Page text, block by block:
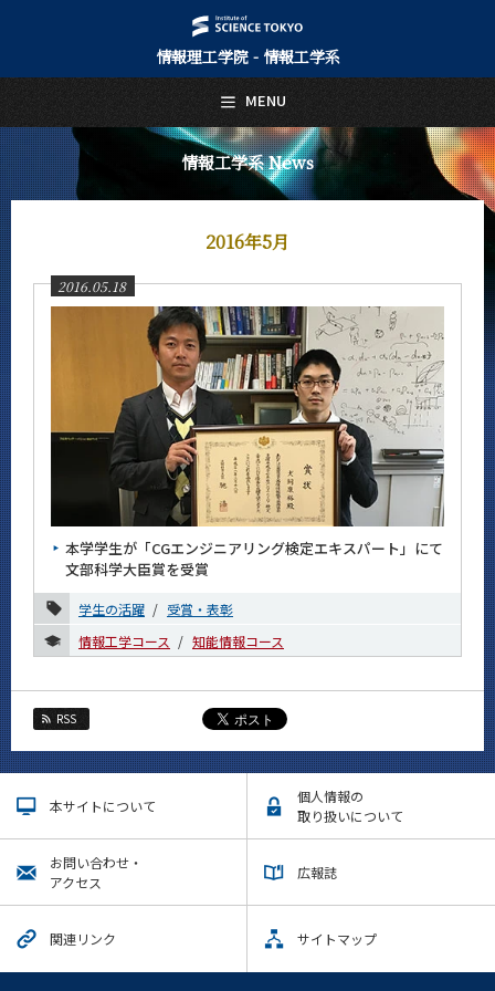
情報理工学院 - 情報工学系
情報工学系 News
2016年5月
2016.05.18
本学学生が「CGエンジニアリング検定エキスパート」にて
文部科学大臣賞を受賞
学生の活躍
受賞・表彰
情報工学コース
知能情報コース
RSS
本サイトについて
個人情報の
取り扱いについて
お問い合わせ・
アクセス
広報誌
関連リンク サイトマップ
MENU
日本語 English
トップページ
Top Page
情報工学系について
About Us
教員・研究室
Faculty and Laboratories
入学案内
Admissions
情報工学系 News
News 一覧
カテゴリ別
課程別
2026年
2025年
2024年
2023年
2022年
2021年
2020年